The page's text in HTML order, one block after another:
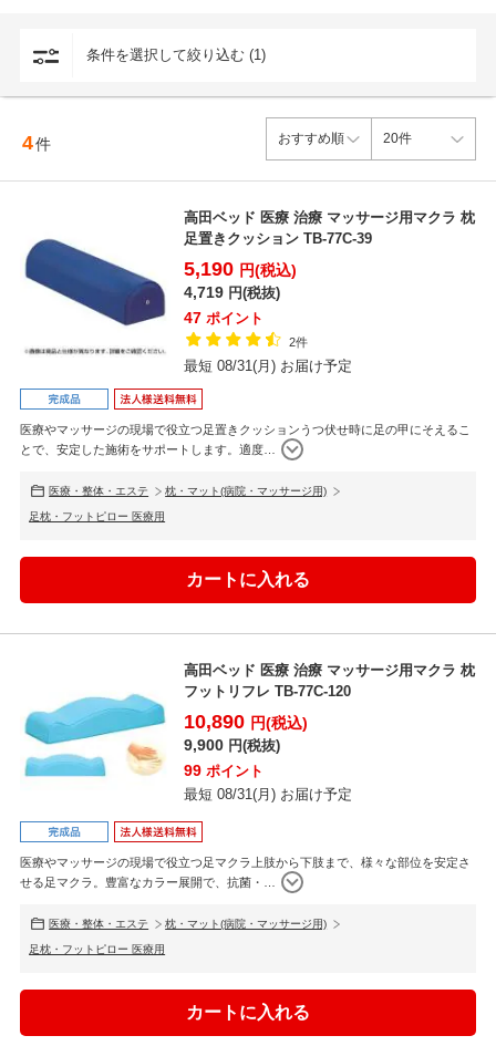
条件を選択して絞り込む (1)
4件
高田ベッド 医療 治療 マッサージ用マクラ 枕
足置きクッション TB-77C-39
5,190 円(税込)
4,719 円(税抜)
47 ポイント
2件
最短 08/31(月) お届け予定
医療やマッサージの現場で役立つ足置きクッションうつ伏せ時に足の甲にそえるこ
とで、安定した施術をサポートします。適度…
医療・整体・エステ 枕・マット(病院・マッサージ用)
足枕・フットピロー 医療用
高田ベッド 医療 治療 マッサージ用マクラ 枕
フットリフレ TB-77C-120
10,890 円(税込)
9,900 円(税抜)
99 ポイント
最短 08/31(月) お届け予定
医療やマッサージの現場で役立つ足マクラ上肢から下肢まで、様々な部位を安定さ
せる足マクラ。豊富なカラー展開で、抗菌・
医療・整体・エステ 枕・マット(病院・マッサージ用)
足枕・フットピロー 医療用